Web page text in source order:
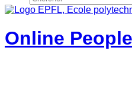
Online